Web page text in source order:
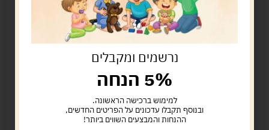
דמות ברודר – גנן
BRUDER
משאית מרצדס עם סוס
ברודר-BRUDER
נרשמים ומקבלים
5% הנחה
למימוש ברכישה הראשונה.
ובנוסף תקבלו עדכונים על הפריטים החדשים,
ההנחות והמבצעים השווים ביותר!